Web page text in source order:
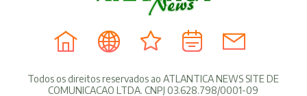
Todos os direitos reservados ao ATLANTICA NEWS SITE DE
COMUNICACAO LTDA. CNPJ 03.628.798/0001-09